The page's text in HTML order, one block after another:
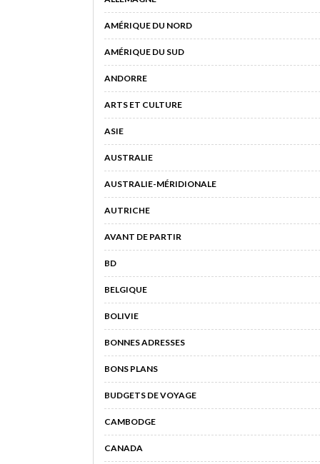
AMÉRIQUE DU NORD
AMÉRIQUE DU SUD
ANDORRE
ARTS ET CULTURE
ASIE
AUSTRALIE
AUSTRALIE-MÉRIDIONALE
AUTRICHE
AVANT DE PARTIR
BD
BELGIQUE
BOLIVIE
BONNES ADRESSES
BONS PLANS
BUDGETS DE VOYAGE
CAMBODGE
CANADA